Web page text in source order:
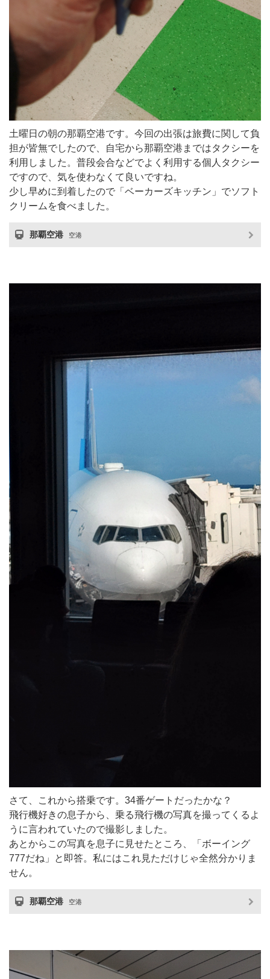
土曜日の朝の那覇空港です。今回の出張は旅費に関して負
担が皆無でしたので、自宅から那覇空港まではタクシーを
利用しました。普段会合などでよく利用する個人タクシー
ですので、気を使わなくて良いですね。
少し早めに到着したので「ベーカーズキッチン」でソフト
クリームを食べました。
那覇空港 空港
さて、これから搭乗です。34番ゲートだったかな？
飛行機好きの息子から、乗る飛行機の写真を撮ってくるよ
うに言われていたので撮影しました。
あとからこの写真を息子に見せたところ、「ボーイング
777だね」と即答。私にはこれ見ただけじゃ全然分かりま
せん。
那覇空港 空港